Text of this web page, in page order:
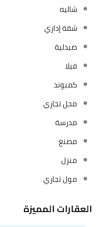
شاليه
شقة إداري
صيدلية
فيلا
كمبوند
محل تجاري
مدرسة
مصنع
منزل
مول تجاري
العقارات المميزة